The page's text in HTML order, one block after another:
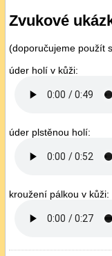
Zvukové
(doporučujeme použít
úder holí v kůži:
úder plstěnou holí:
kroužení pálkou v kůži: